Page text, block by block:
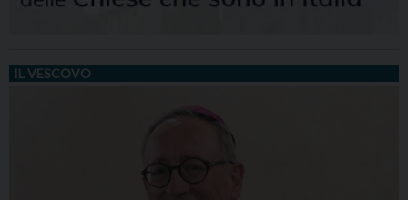
IL VESCOVO